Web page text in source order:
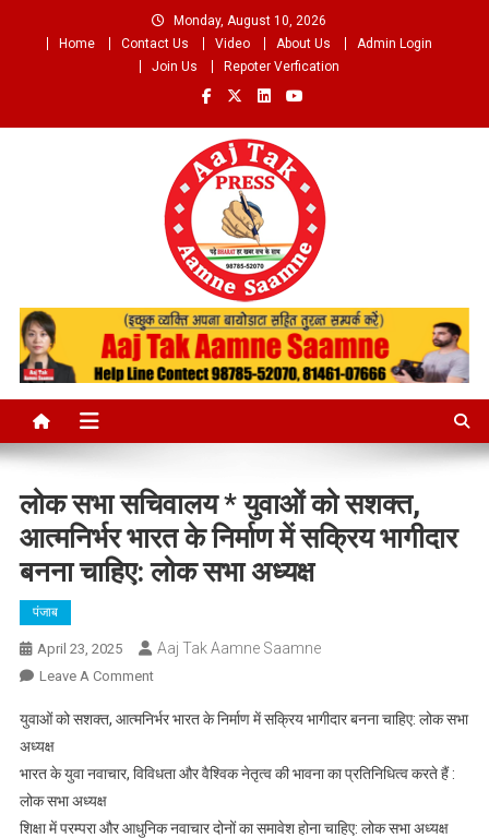
Monday, August 10, 2026
Home
Contact Us Video About Us
Admin Login
Join Us
Repoter Verfication
Aaj Tak Aamne Saamne.com
लोक सभा सचिवालय * युवाओं को सशक्त,
आत्मनिर्भर भारत के निर्माण में सक्रिय भागीदार
बनना चाहिए: लोक सभा अध्यक्ष
पंजाब
April 23, 2025 Aaj Tak Aamne Saamne
Leave A CommentOn
सभा
*
को
युवाओं को सशक्त, आत्मनिर्भर भारत के निर्माण में सक्रिय भागीदार बनना चाहिए: लोक सभा
अध्यक्ष
भारत के युवा नवाचार, विविधता और वैश्विक नेतृत्व की भावना का प्रतिनिधित्व करते हैं :
लोक सभा अध्यक्ष
शिक्षा में परम्परा और आधुनिक नवाचार दोनों का समावेश होना चाहिए: लोक सभा अध्यक्ष